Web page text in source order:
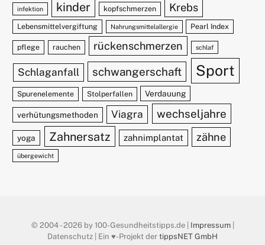
infektion kinder kopfschmerzen Krebs
Lebensmittelvergiftung Nahrungsmittelallergie Pearl Index
pflege rauchen rückenschmerzen schlaf
Schlaganfall schwangerschaft Sport
Spurenelemente Stolperfallen Verdauung
verhütungsmethoden Viagra wechseljahre
yoga Zahnersatz zahnimplantat zähne
übergewicht
© 2004 - 2026 by 100-Gesundheitstipps.de | Impressum|
Datenschutz | Ein ♥️-Projekt der tippsNET GmbH